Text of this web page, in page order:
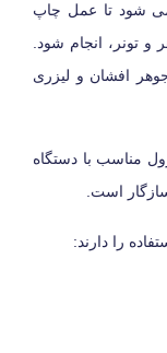
شود تا عمل چاپ
و تونر، انجام شود.
جوهر افشان و لیزری
مناسب با دستگاه
است.
را دارند: